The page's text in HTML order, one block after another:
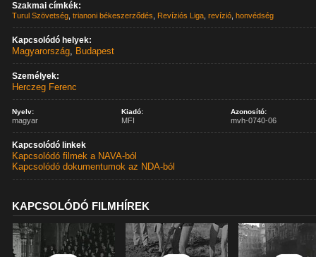
Szakmai címkék:
Turul Szövetség ,trianoni békeszerződés Revíziós Liga ,revízió ,honvédség
Kapcsolódó helyek:
Magyarország, Budapest
Személyek:
Herczeg Ferenc
Nyelv:
magyar
Kiadó:
MFI
Azonosító:
mvh-0740-06
Kapcsolódó linkek
Kapcsolódó filmek a NAVA-ból
Kapcsolódó dokumentumok az NDA-ból
KAPCSOLÓDÓ FILMHÍREK